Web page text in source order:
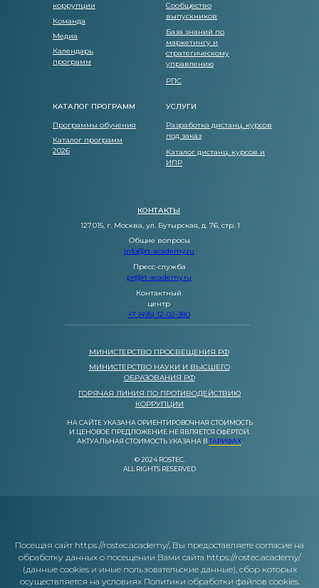
© 2024 ROSTEC.
ALL RIGHTS RESERVED
ГОРЯЧАЯ ЛИНИЯ ПО ПРОТИВОДЕЙСТВИЮ
КОРРУПЦИИ
МИНИСТЕРСТВО НАУКИ И ВЫСШЕГО
ОБРАЗОВАНИЯ РФ
МИНИСТЕРСТВО ПРОСВЕЩЕНИЯ РФ
НА САЙТЕ УКАЗАНА ОРИЕНТИРОВОЧНАЯ СТОИМОСТЬ
И ЦЕНОВОЕ ПРЕДЛОЖЕНИЕ НЕ ЯВЛЯЕТСЯ ОФЕРТОЙ.
АКТУАЛЬНАЯ СТОИМОСТЬ УКАЗАНА ВТАРИФАХ
КАТАЛОГ ПРОГРАММ
Программы обучения
Каталог программ
2026
УСЛУГИ
Разработка дистанц. курсов
под заказ
Каталог дистанц. курсов и
ИПР
КОНТАКТЫ
127 015, г. Москва, ул. Бутырская, д. 76, стр. 1
Общие вопросы
info@rt-academy.ru
Пресс-служба
pr@rt-academy.ru
Контактный
центр
+7 (495) 12-02-380
коррупции
Команда
Медиа
Календарь
программ
База знаний по
маркетингу и
стратегическому
управлению
Сообщество
выпускников
РПС
Посещая сайт https://rostec.academy/, Вы предоставляете согласие на
обработку данных о посещении Вами сайта https://rostec.academy/
(данные cookies и иные пользовательские данные), сбор которых
осуществляется на условиях Политики обработки файлов cookies.